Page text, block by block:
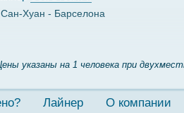
Сан-Хуан Барселона
указаны на 1 человека при
Лайнер О компании